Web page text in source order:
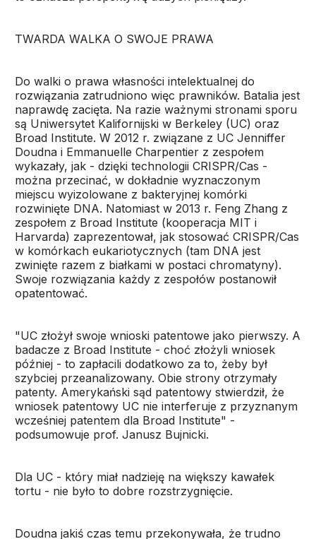
TWARDA WALKA O SWOJE PRAWA
Do walki o prawa własności intelektualnej do
rozwiązania zatrudniono więc prawników. Batalia jest
naprawdę zacięta. Na razie ważnymi stronami sporu
są Uniwersytet Kalifornijski w Berkeley (UC) oraz
Broad Institute. W 2012 r. związane z UC Jenniffer
Doudna i Emmanuelle Charpentier z zespołem
wykazały, jak - dzięki technologii CRISPR/Cas -
można przecinać, w dokładnie wyznaczonym
miejscu wyizolowane z bakteryjnej komórki
rozwinięte DNA. Natomiast w 2013 r. Feng Zhang z
zespołem z Broad Institute (kooperacja MIT i
Harvarda) zaprezentował, jak stosować CRISPR/Cas
w komórkach eukariotycznych (tam DNA jest
zwinięte razem z białkami w postaci chromatyny).
Swoje rozwiązania każdy z zespołów postanowił
opatentować.
"UC złożył swoje wnioski patentowe jako pierwszy. A
badacze z Broad Institute - choć złożyli wniosek
później - to zapłacili dodatkowo za to, żeby był
szybciej przeanalizowany. Obie strony otrzymały
patenty. Amerykański sąd patentowy stwierdził, że
wniosek patentowy UC nie interferuje z przyznanym
wcześniej patentem dla Broad Institute" -
podsumowuje prof. Janusz Bujnicki.
Dla UC - który miał nadzieję na większy kawałek
tortu - nie było to dobre rozstrzygnięcie.
Doudna jakiś czas temu przekonywała, że trudno